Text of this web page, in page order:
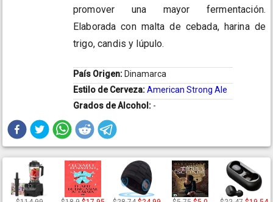
promover una mayor fermentación.
Elaborada con malta de cebada, harina de
trigo, candis y lúpulo.
País Origen: Dinamarca
Estilo de Cerveza:American Strong Ale
Grados de Alcohol: -